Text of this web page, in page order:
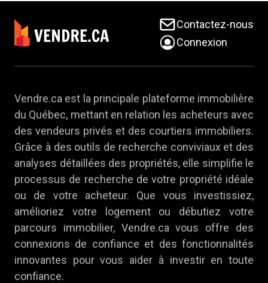
Contactez-nous
Connexion
Vendre.ca est la principale plateforme immobilière
du Québec, mettant en relation les acheteurs avec
des vendeurs privés et des courtiers immobiliers.
Grâce à des outils de recherche conviviaux et des
analyses détaillées des propriétés, elle simplifie le
processus de recherche de votre propriété idéale
ou de votre acheteur. Que vous investissiez,
amélioriez votre logement ou débutiez votre
parcours immobilier, Vendre.ca vous offre des
connexions de confiance et des fonctionnalités
innovantes pour vous aider à investir en toute
confiance.